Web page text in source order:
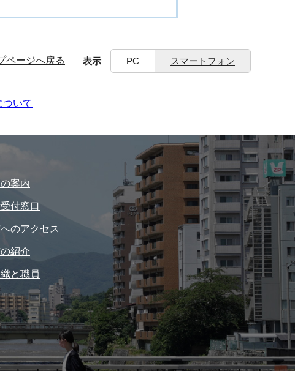
ページへ戻る 表示 PC スマートフォン
ついて
案内
付窓口
のアクセス
紹介
と職員